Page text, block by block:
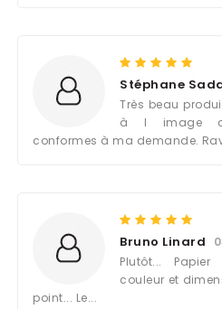
Stéphane
Très beau
à l image
conformes à ma demande.
Bruno Linard
Plutôt...
couleur et
point... Le...